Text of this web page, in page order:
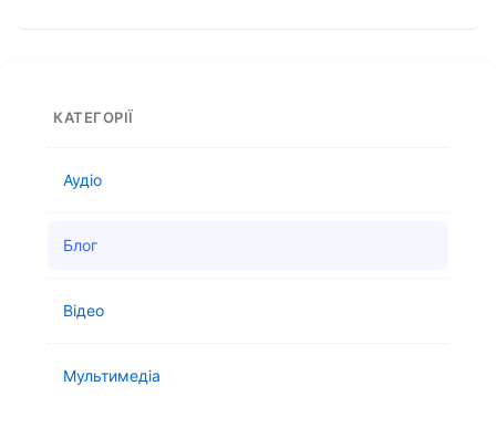
КАТЕГОРІЇ
Аудіо
Блог
Відео
Мультимедіа